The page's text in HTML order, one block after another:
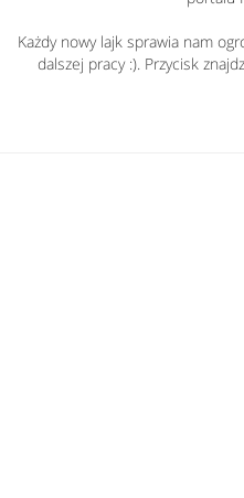
Każdy nowy lajk sprawia nam
dalszej pracy :). Przycisk